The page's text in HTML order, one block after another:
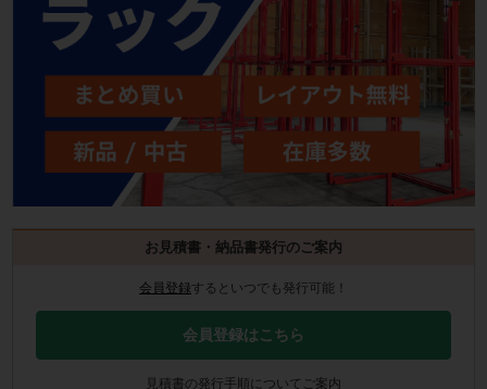
お見積書・納品書発行のご案内
会員登録するといつでも発行可能！
会員登録はこちら
見積書の発行手順についてご案内